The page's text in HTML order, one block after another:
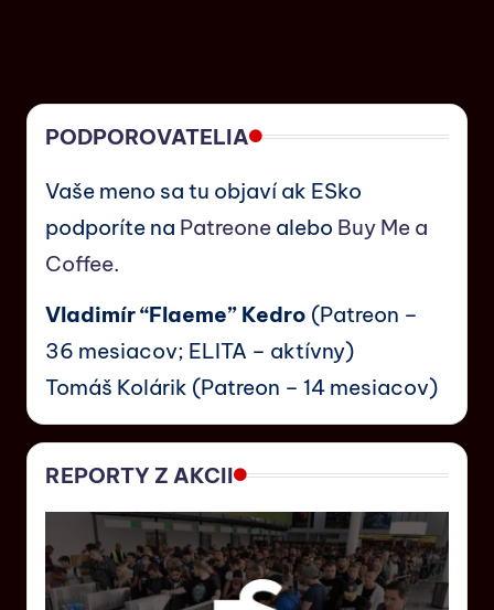
PODPOROVATELIA
Vaše meno sa tu objaví ak ESko
podporíte na Patreone alebo Buy Me a
Coffee.
Vladimír “Flaeme” Kedro (Patreon –
36 mesiacov; ELITA – aktívny)
Tomáš Kolárik (Patreon – 14 mesiacov)
REPORTY Z AKCII